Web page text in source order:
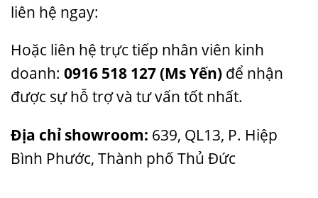
liên hệ ngay:
Hoặc liên hệ trực tiếp nhân viên kinh
doanh: 0916 518 127(Ms Yến) để nhận
được sự hỗ trợ và tư vấn tốt nhất.
Địa chỉ showroom: 639, QL13, P. Hiệp
Bình Phước, Thành phố Thủ Đức